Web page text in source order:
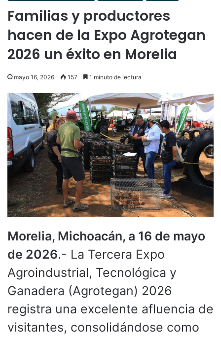
Familias y productores
hacen de la Expo Agrotegan
2026 un éxito en Morelia
mayo 16, 2026 157 1 minuto de lectura
Morelia, Michoacán, a 16 de mayo
de 2026.- La Tercera Expo
Agroindustrial, Tecnológica y
Ganadera (Agrotegan) 2026
registra una excelente afluencia de
visitantes, consolidándose como